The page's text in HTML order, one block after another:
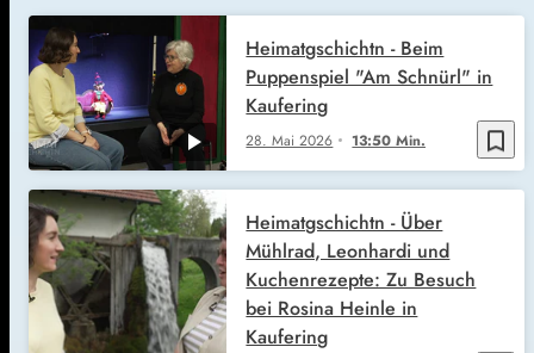
bookmark_border
28. Mai 2026 13:50 Min.
Heimatgschichtn - Beim
Puppenspiel "Am Schnürl" in
Kaufering
Heimatgschichtn - Über
Mühlrad, Leonhardi und
Kuchenrezepte: Zu Besuch
bei Rosina Heinle in
Kaufering